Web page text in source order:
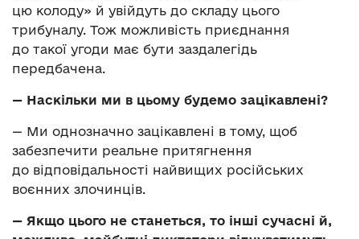
цю колоду» й увійдуть до складу цього
трибуналу. Тож можливість приєднання
до такої угоди має бути заздалегідь
передбачена.
— Наскільки ми в цьому будемо зацікавлені?
— Ми однозначно зацікавлені в тому, щоб
забезпечити реальне притягнення
до відповідальності найвищих російських
воєнних злочинців.
— Якщо цього не станеться, то інші сучасні й,